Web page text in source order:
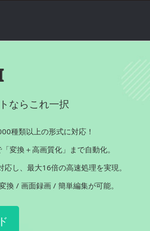
ならこれ一択
種類以上の形式に対応！
変換＋高画質化」まで自動化。
し、最大16倍の高速処理を実現。
換 / 画面録画 / 簡単編集が可能。